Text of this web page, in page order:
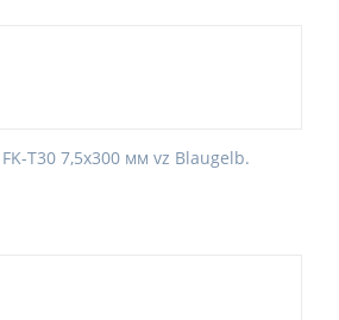
T30 7,5x300 мм vz Blaugelb.